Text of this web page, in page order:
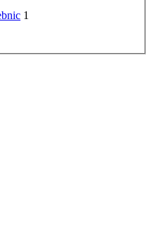
1